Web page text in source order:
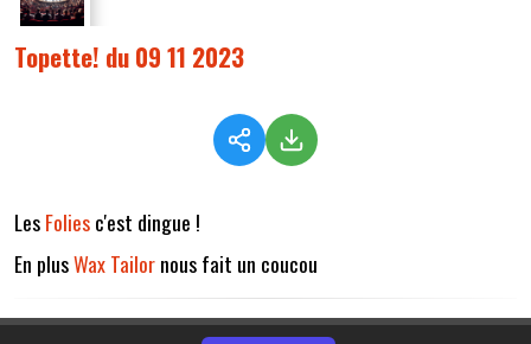
Topette! du 09 11 2023
LesFoliesc'est dingue !
En plusWax Tailornous fait un coucou